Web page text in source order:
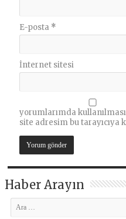
E-posta *
İnternet sitesi
yorumlarımda
site adresim bu tarayıcıya
Haber Arayın